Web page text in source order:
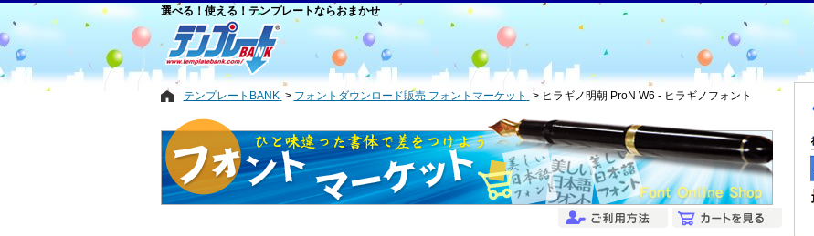
選べる！使える！テンプレートならおまかせ
テンプレートBANK フォントダウンロード販売 フォントマーケット ヒラギノ明朝 ProN W6 - ヒラギノフォント